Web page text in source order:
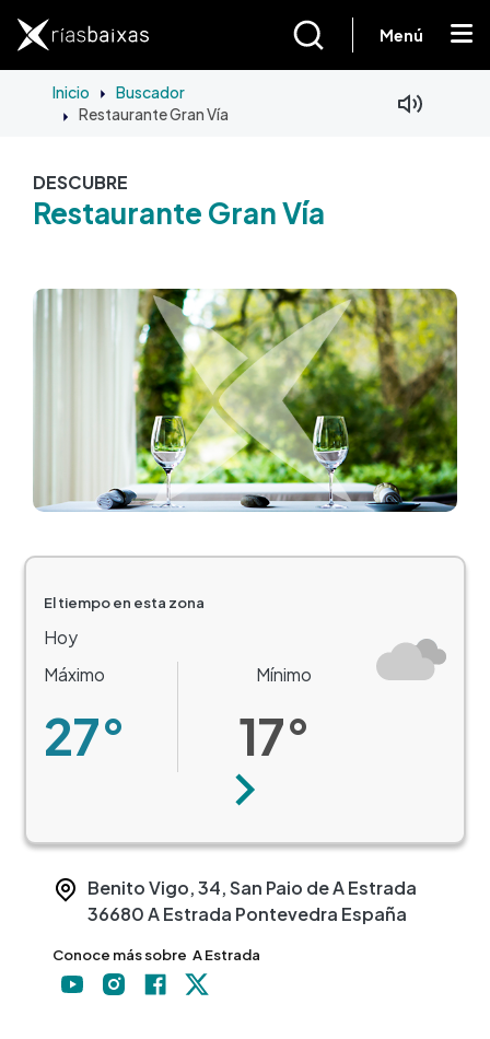
Menú
Inicio Buscador
Restaurante Gran Vía
DESCUBRE
Restaurante Gran Vía
Imagen
El tiempo en esta zona
Hoy
Máximo
27°
Mínimo
17°
Siguiente
Benito Vigo, 34, San Paio de A Estrada
36680A Estrada Pontevedra España
Conoce más sobre A Estrada